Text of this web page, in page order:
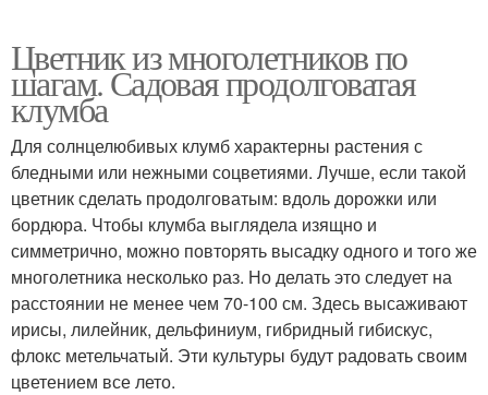
Цветник из многолетников по
шагам. Садовая продолговатая
клумба
Для солнцелюбивых клумб характерны растения с
бледными или нежными соцветиями. Лучше, если такой
цветник сделать продолговатым: вдоль дорожки или
бордюра. Чтобы клумба выглядела изящно и
симметрично, можно повторять высадку одного и того же
многолетника несколько раз. Но делать это следует на
расстоянии не менее чем 70-100 см. Здесь высаживают
ирисы, лилейник, дельфиниум, гибридный гибискус,
флокс метельчатый. Эти культуры будут радовать своим
цветением все лето.